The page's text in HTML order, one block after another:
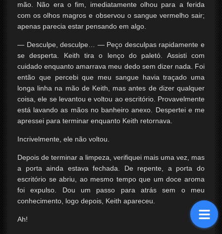
mão. Não era o fim, imediatamente olhou para a ferida
com os olhos magros e observou o sangue vermelho sair;
apenas parecia estar pensando em algo.
— Desculpe, desculpe… — Peço desculpas rapidamente e
se desperta. Keith tira o lenço do paletó. Assisti com
cuidado enquanto amarrava meu dedo sem dizer nada. Foi
então que percebi que meu sangue havia traçado uma
longa linha na mão de Keith, mas antes de dizer qualquer
coisa, ele se levantou e voltou ao escritório. Provavelmente
está lavando as mãos no banheiro anexo. Despertei e me
apressei para terminar enquanto Keith retornava.
Incrivelmente, ele não voltou.
Depois de terminar a limpeza, verifiquei mais uma vez, mas
a porta ainda estava fechada. De repente, a porta do
escritório se abriu, ao mesmo tempo que um doce aroma
foi expulso. Dou um passo para atrás sem o meu
conhecimento, logo depois, Keith apareceu.
Ah!